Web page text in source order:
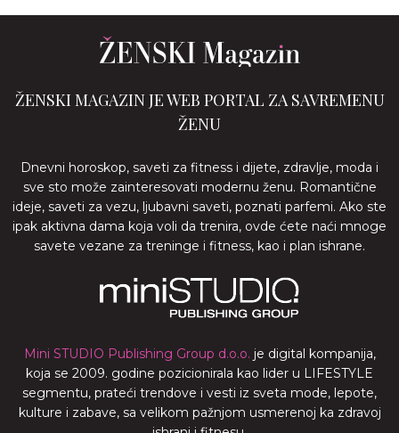
ŽENSKI MAGAZIN JE WEB PORTAL ZA SAVREMENU
ŽENU
Dnevni horoskop, saveti za fitness i dijete, zdravlje, moda i
sve sto može zainteresovati modernu ženu. Romantične
ideje, saveti za vezu, ljubavni saveti, poznati parfemi. Ako ste
ipak aktivna dama koja voli da trenira, ovde ćete naći mnoge
savete vezane za treninge i fitness, kao i plan ishrane.
Mini STUDIO Publishing Group d.o.o. je digital kompanija,
koja se 2009. godine pozicionirala kao lider u LIFESTYLE
segmentu, prateći trendove i vesti iz sveta mode, lepote,
kulture i zabave, sa velikom pažnjom usmerenoj ka zdravoj